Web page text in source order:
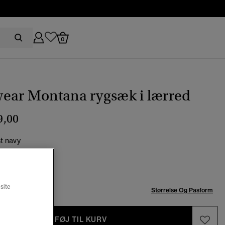
0
Montana rygsæk i lærred
navy
valgt
Størrelse Og Pasform
TILFØJ TIL KURV